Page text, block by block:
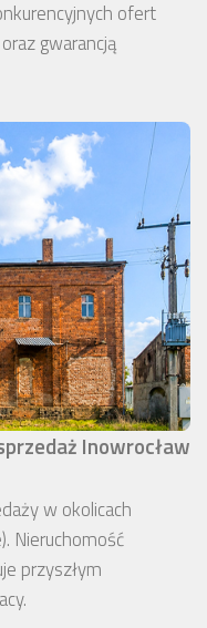
ofert
gwarancją
Inowrocław
w okolicach
Nieruchomość
przyszłym